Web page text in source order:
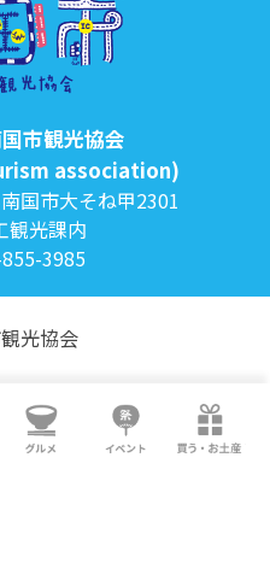
市観光協会
association)
国市大そね甲2301
観光課内
3985
光協会